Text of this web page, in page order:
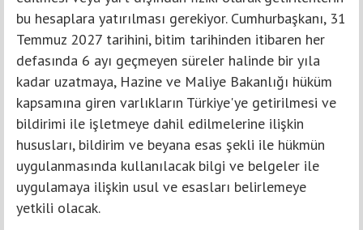
bu hesaplara yatırılması gerekiyor. Cumhurbaşkanı, 31
Temmuz 2027 tarihini, bitim tarihinden itibaren her
defasında 6 ayı geçmeyen süreler halinde bir yıla
kadar uzatmaya, Hazine ve Maliye Bakanlığı hüküm
kapsamına giren varlıkların Türkiye'ye getirilmesi ve
bildirimi ile işletmeye dahil edilmelerine ilişkin
hususları, bildirim ve beyana esas şekli ile hükmün
uygulanmasında kullanılacak bilgi ve belgeler ile
uygulamaya ilişkin usul ve esasları belirlemeye
yetkili olacak.